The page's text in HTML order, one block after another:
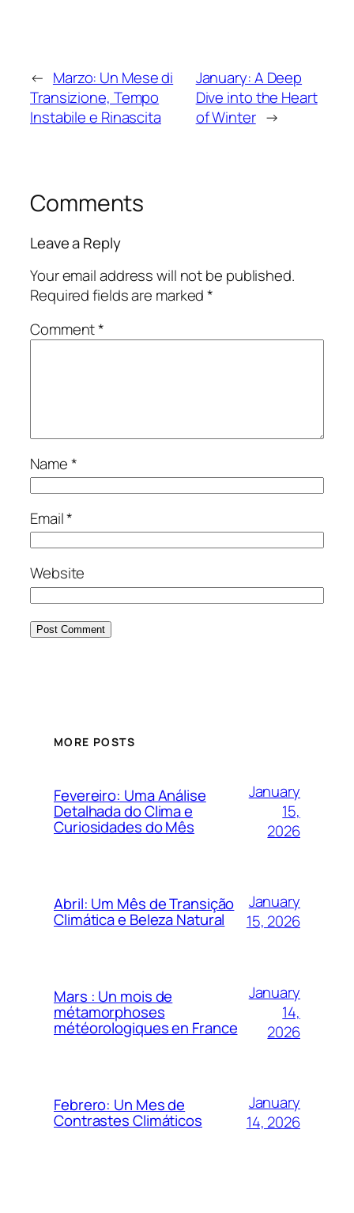
← Marzo: Un Mese di
Transizione, Tempo
Instabile e Rinascita
January: A Deep
Dive into the Heart
of Winter →
Comments
Leave a Reply
Your email address will not be published.
Required fields are marked*
Comment*
Name*
Email*
Website
MORE POSTS
Fevereiro: Uma Análise
Detalhada do Clima e
Curiosidades do Mês
January
15,
2026
Abril: Um Mês de Transição
Climática e Beleza Natural
January
15, 2026
Mars : Un mois de
métamorphoses
météorologiques en France
January
14,
2026
Febrero: Un Mes de
Contrastes Climáticos
January
14, 2026